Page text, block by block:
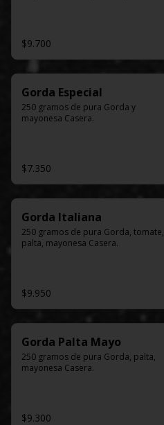
$9.700
Gorda Especial
250 gramos de pura Gorda y
mayonesa Casera.
$7.350
Gorda Italiana
250 gramos de pura Gorda, tomate,
palta, mayonesa Casera.
$9.950
Gorda Palta Mayo
250 gramos de pura Gorda, palta,
mayonesa Casera.
$9.300